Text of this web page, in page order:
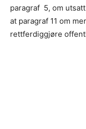
paragraf 5, om
at paragraf 11 om
rettferdiggjøre